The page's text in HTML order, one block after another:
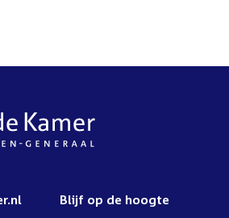
Blijf op de hoogte